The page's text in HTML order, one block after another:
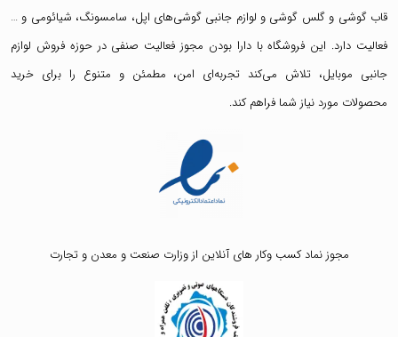
قاب گوشی وگلس گوشی و لوازم جانبی گوشی‌های اپل، سامسونگ، شیائومی و …
فعالیت دارد. این فروشگاه با دارا بودن مجوز فعالیت صنفی در حوزه فروش لوازم
جانبی موبایل، تلاش می‌کند تجربه‌ای امن، مطمئن و متنوع را برای خرید
محصولات مورد نیاز شما فراهم کند.
مجوز نماد کسب وکار های آنلاین از وزارت صنعت و معدن و تجارت